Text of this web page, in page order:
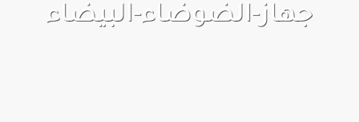
جهاز-الضوضاء-البيضاء